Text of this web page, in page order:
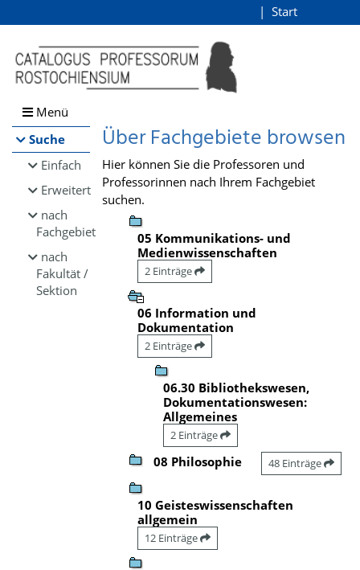
Browsen
direkt zum Inhalt
Start
Menü
Suche
Einfach
Erweitert
nach
Fachgebiet
nach
Fakultät /
Sektion
Über Fachgebiete browsen
Hier können Sie die Professoren und
Professorinnen nach Ihrem Fachgebiet
suchen.
05 Kommunikations- und
Medienwissenschaften
2 Einträge
06 Information und
Dokumentation
2 Einträge
06.30 Bibliothekswesen,
Dokumentationswesen:
Allgemeines
2 Einträge
08 Philosophie 48 Einträge
10 Geisteswissenschaften
allgemein
12 Einträge